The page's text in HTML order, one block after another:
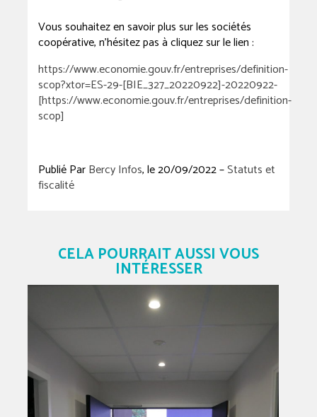
Vous souhaitez en savoir plus sur les sociétés
coopérative, n’hésitez pas à cliquez sur le lien :
https://www.economie.gouv.fr/entreprises/definition-
scop?xtor=ES-29-[BIE_327_20220922]-20220922-
[https://www.economie.gouv.fr/entreprises/definition-
scop]
Publié ParBercy Infos, le 20/09/2022 –Statuts et
fiscalité
CELA POURRAIT AUSSI VOUS
INTÉRESSER